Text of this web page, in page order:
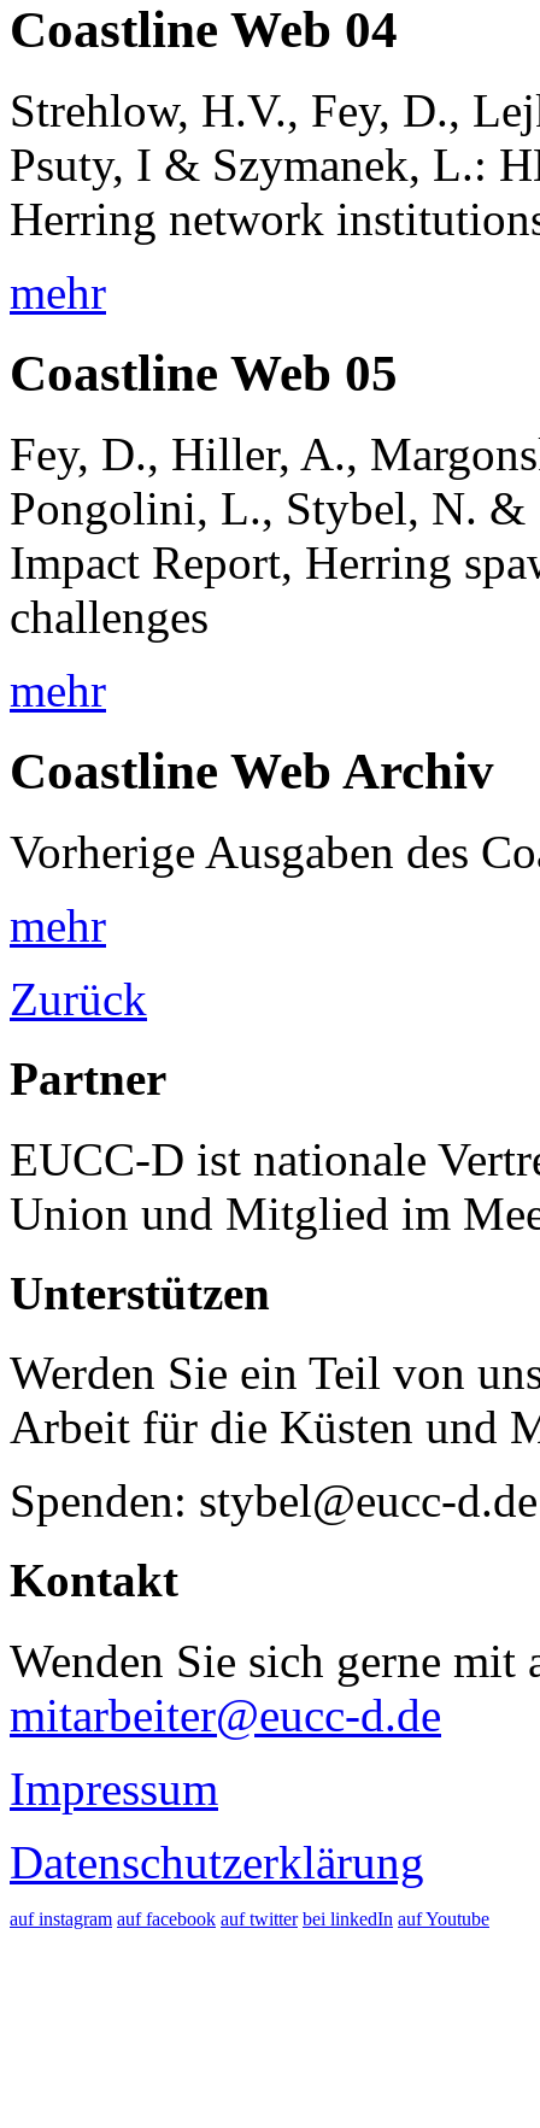
Coastline Web 04
Strehlow, H.V., Fey, D.,
Psuty, I & Szymanek, L.:
Herring network
mehr
Coastline Web 05
Fey, D., Hiller, A.,
Pongolini, L., Stybel, N.
Impact Report, Herring
challenges
mehr
Coastline Web Archiv
Vorherige Ausgaben des
mehr
Zurück
Partner
EUCC-D ist nationale
Union und Mitglied im
Unterstützen
Werden Sie ein Teil von
Arbeit für die Küsten und
Spenden: stybel@eucc-d.de
Kontakt
Wenden Sie sich gerne mit
mitarbeiter@eucc-d.de
Impressum
Datenschutzerklärung
auf instagram auf facebook auf twitter bei linkedIn auf Youtube